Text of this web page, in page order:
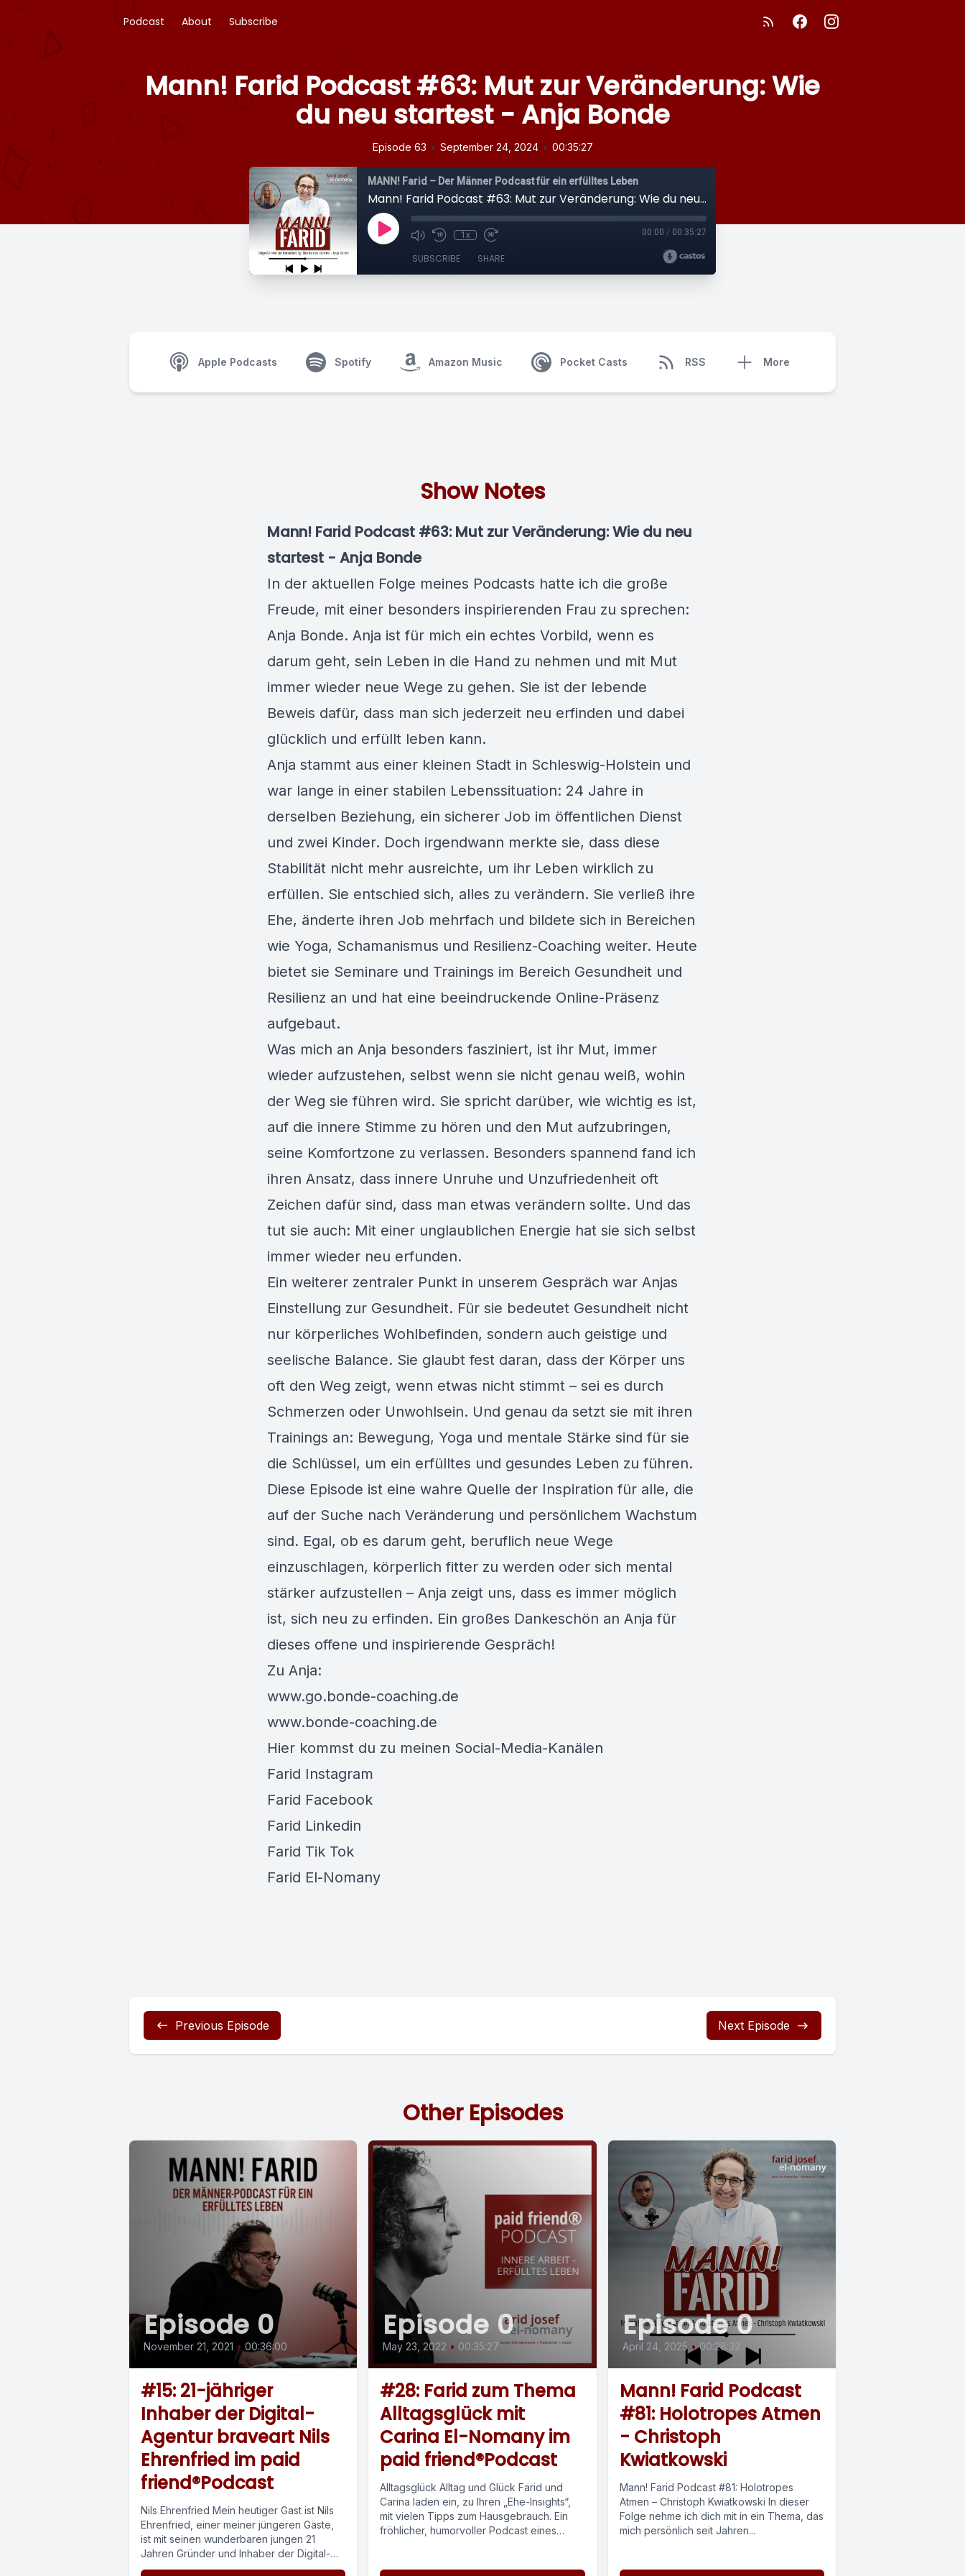
Podcast About Subscribe
Mann! Farid Podcast #63: Mut zur Veränderung: Wie
du neu startest - Anja Bonde
Episode 63 • September 24, 2024 • 00:35:27
MANN! Farid – Der Männer Podcast für ein erfülltes Leben
Mann! Farid Podcast #63: Mut zur Veränderung: Wie du neu startest - Anja Bonde
1x 00:00 / 00:35:27
SUBSCRIBE SHARE
Apple Podcasts Spotify Amazon Music Pocket Casts RSS More
Show Notes
Mann! Farid Podcast #63: Mut zur Veränderung: Wie du neu
startest - Anja Bonde
In der aktuellen Folge meines Podcasts hatte ich die große
Freude, mit einer besonders inspirierenden Frau zu sprechen:
Anja Bonde. Anja ist für mich ein echtes Vorbild, wenn es
darum geht, sein Leben in die Hand zu nehmen und mit Mut
immer wieder neue Wege zu gehen. Sie ist der lebende
Beweis dafür, dass man sich jederzeit neu erfinden und dabei
glücklich und erfüllt leben kann.
Anja stammt aus einer kleinen Stadt in Schleswig-Holstein und
war lange in einer stabilen Lebenssituation: 24 Jahre in
derselben Beziehung, ein sicherer Job im öffentlichen Dienst
und zwei Kinder. Doch irgendwann merkte sie, dass diese
Stabilität nicht mehr ausreichte, um ihr Leben wirklich zu
erfüllen. Sie entschied sich, alles zu verändern. Sie verließ ihre
Ehe, änderte ihren Job mehrfach und bildete sich in Bereichen
wie Yoga, Schamanismus und Resilienz-Coaching weiter. Heute
bietet sie Seminare und Trainings im Bereich Gesundheit und
Resilienz an und hat eine beeindruckende Online-Präsenz
aufgebaut.
Was mich an Anja besonders fasziniert, ist ihr Mut, immer
wieder aufzustehen, selbst wenn sie nicht genau weiß, wohin
der Weg sie führen wird. Sie spricht darüber, wie wichtig es ist,
auf die innere Stimme zu hören und den Mut aufzubringen,
seine Komfortzone zu verlassen. Besonders spannend fand ich
ihren Ansatz, dass innere Unruhe und Unzufriedenheit oft
Zeichen dafür sind, dass man etwas verändern sollte. Und das
tut sie auch: Mit einer unglaublichen Energie hat sie sich selbst
immer wieder neu erfunden.
Ein weiterer zentraler Punkt in unserem Gespräch war Anjas
Einstellung zur Gesundheit. Für sie bedeutet Gesundheit nicht
nur körperliches Wohlbefinden, sondern auch geistige und
seelische Balance. Sie glaubt fest daran, dass der Körper uns
oft den Weg zeigt, wenn etwas nicht stimmt – sei es durch
Schmerzen oder Unwohlsein. Und genau da setzt sie mit ihren
Trainings an: Bewegung, Yoga und mentale Stärke sind für sie
die Schlüssel, um ein erfülltes und gesundes Leben zu führen.
Diese Episode ist eine wahre Quelle der Inspiration für alle, die
auf der Suche nach Veränderung und persönlichem Wachstum
sind. Egal, ob es darum geht, beruflich neue Wege
einzuschlagen, körperlich fitter zu werden oder sich mental
stärker aufzustellen – Anja zeigt uns, dass es immer möglich
ist, sich neu zu erfinden. Ein großes Dankeschön an Anja für
dieses offene und inspirierende Gespräch!
Zu Anja:
www.go.bonde-coaching.de
www.bonde-coaching.de
Hier kommst du zu meinen Social-Media-Kanälen
Farid Instagram
Farid Facebook
Farid Linkedin
Farid Tik Tok
Farid El-Nomany
Previous Episode Next Episode
Other Episodes
Episode 0
November 21, 2021 • 00:36:00
#15: 21-jähriger
Inhaber der Digital-
Agentur braveart Nils
Ehrenfried im paid
friend®Podcast
Nils Ehrenfried Mein heutiger Gast ist Nils
Ehrenfried, einer meiner jüngeren Gäste,
ist mit seinen wunderbaren jungen 21
Jahren Gründer und Inhaber der Digital-
Agentur...
Episode 0
May 23, 2022 • 00:35:27
#28: Farid zum Thema
Alltagsglück mit
Carina El-Nomany im
paid friend®Podcast
Alltagsglück Alltag und Glück Farid und
Carina laden ein, zu Ihren „Ehe-Insights“,
mit vielen Tipps zum Hausgebrauch. Ein
fröhlicher, humorvoller Podcast eines
Episode 0
April 24, 2025 • 00:28:32
Mann! Farid Podcast
#81: Holotropes Atmen
- Christoph
Kwiatkowski
Mann! Farid Podcast #81: Holotropes
Atmen – Christoph Kwiatkowski In dieser
Folge nehme ich dich mit in ein Thema, das
mich persönlich seit Jahren...